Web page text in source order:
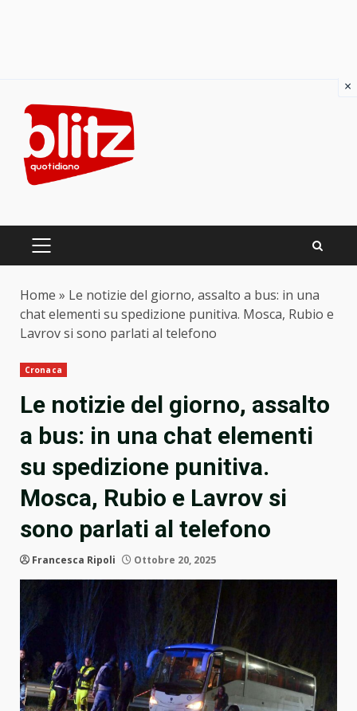
content
PRIMARY
Home » Le notizie del giorno, assalto a bus: in una
chat elementi su spedizione punitiva. Mosca, Rubio e
Lavrov si sono parlati al telefono
Cronaca
Le notizie del giorno, assalto
a bus: in una chat elementi
su spedizione punitiva.
Mosca, Rubio e Lavrov si
sono parlati al telefono
Francesca Ripoli Ottobre 20, 2025
×